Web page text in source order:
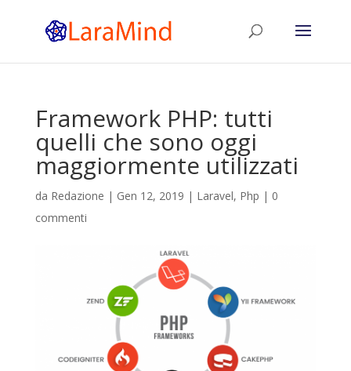
Framework PHP: tutti
quelli che sono oggi
maggiormente utilizzati
da Redazione | Gen 12, 2019 | Laravel, Php | 0
commenti